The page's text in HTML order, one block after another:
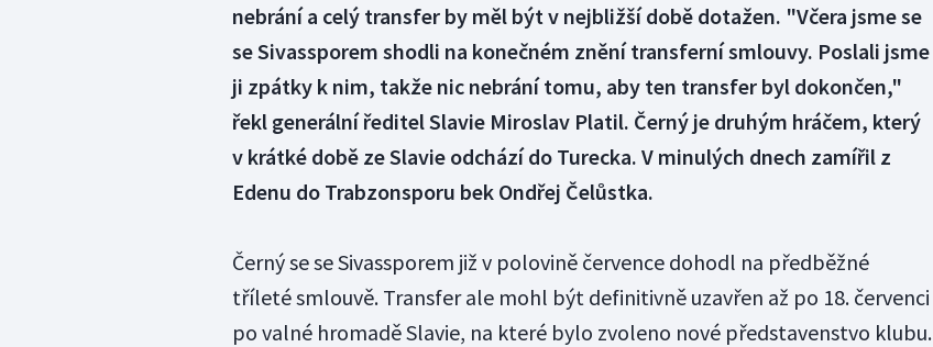
nebrání a celý transfer by měl být v nejbližší době dotažen. "Včera jsme se
se Sivassporem shodli na konečném znění transferní smlouvy. Poslali jsme
ji zpátky k nim, takže nic nebrání tomu, aby ten transfer byl dokončen,"
řekl generální ředitel Slavie Miroslav Platil. Černý je druhým hráčem, který
v krátké době ze Slavie odchází do Turecka. V minulých dnech zamířil z
Edenu do Trabzonsporu bek Ondřej Čelůstka.
Černý se se Sivassporem již v polovině července dohodl na předběžné
tříleté smlouvě. Transfer ale mohl být definitivně uzavřen až po 18. červenci
po valné hromadě Slavie, na které bylo zvoleno nové představenstvo klubu.